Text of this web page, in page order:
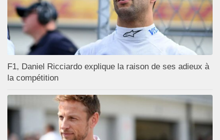
F1, Daniel Ricciardo explique la raison de ses adieux à
la compétition